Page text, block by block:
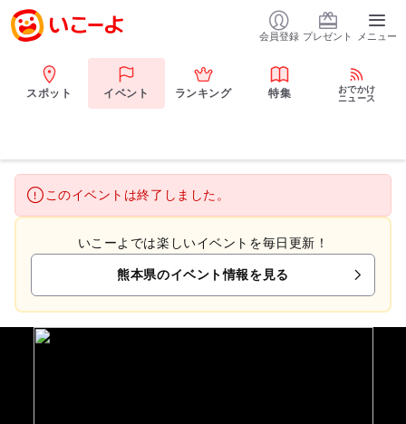
会員登録 プレゼント メニュー
スポット イベント ランキング 特集
おでかけ
ニュース
このイベントは終了しました。
いこーよでは楽しいイベントを毎日更新！
熊本県のイベント情報を見る